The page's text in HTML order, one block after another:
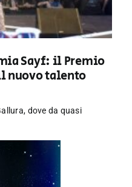
Sayf: il Premio
nuovo talento
dove da quasi